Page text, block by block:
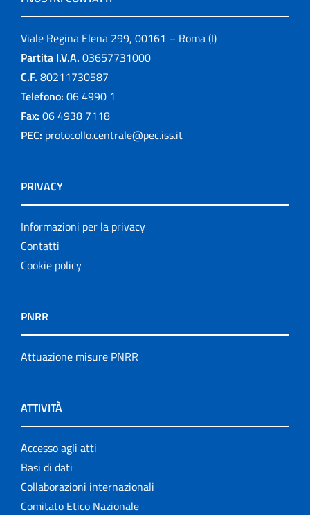
Viale Regina Elena 299, 00161 – Roma (I)
Partita I.V.A. 03657731000
C.F. 80211730587
Telefono: 06 4990 1
Fax: 06 4938 7118
PEC: protocollo.centrale@pec.iss.it
PRIVACY
Informazioni per la privacy
Contatti
Cookie policy
PNRR
Attuazione misure PNRR
ATTIVITÀ
Accesso agli atti
Basi di dati
Collaborazioni internazionali
Comitato Etico Nazionale